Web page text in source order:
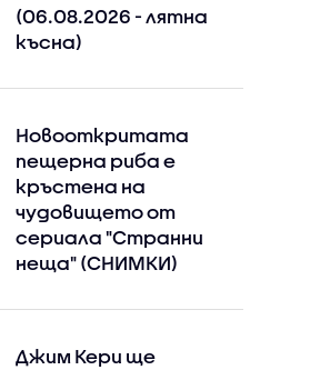
(06.08.2026 - лятна
късна)
Новооткритата
пещерна риба е
кръстена на
чудовището от
сериала "Странни
неща" (СНИМКИ)
Джим Кери ще